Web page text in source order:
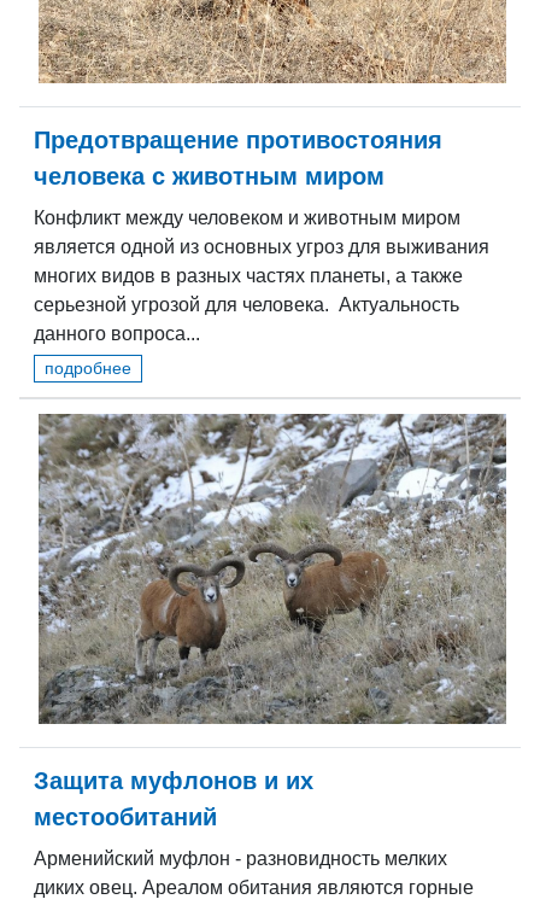
Предотвращение противостояния
человека с животным миром
Конфликт между человеком и животным миром
является одной из основных угроз для выживания
многих видов в разных частях планеты, а также
серьезной угрозой для человека. Актуальность
данного вопроса...
подробнее
Защита муфлонов и их
местообитаний
Арменийский муфлон - разновидность мелких
диких овец. Ареалом обитания являются горные